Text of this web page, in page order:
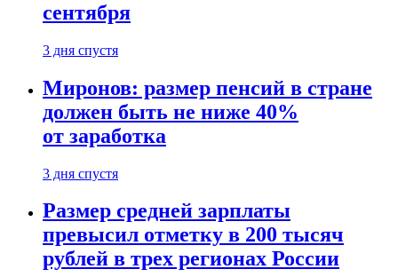
сентября
3 дня спустя
Миронов: размер пенсий в стране
должен быть не ниже 40%
от заработка
3 дня спустя
Размер средней зарплаты
превысил отметку в 200 тысяч
рублей в трех регионах России